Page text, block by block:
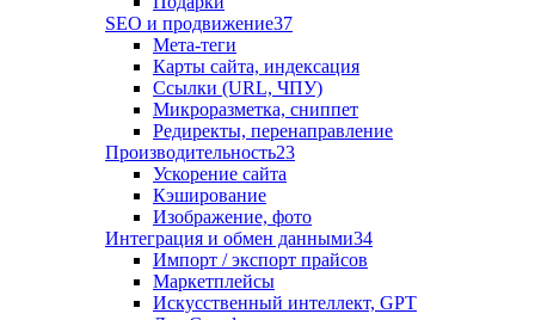
SEO и продвижение37
Мета-теги
Карты сайта, индексация
Ссылки (URL, ЧПУ)
Микроразметка, сниппет
Редиректы, перенаправление
Производительность23
Ускорение сайта
Кэширование
Изображение, фото
Интеграция и обмен данными34
Импорт / экспорт прайсов
Маркетплейсы
Искусственный интеллект, GPT